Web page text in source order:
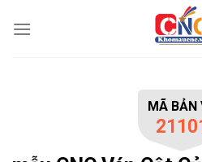
MÃ BẢN